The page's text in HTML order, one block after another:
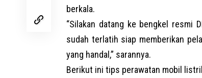
berkala.
“Silakan datang ke bengkel resmi
sudah terlatih siap memberikan
yang handal,” sarannya.
Berikut ini tips perawatan mobil